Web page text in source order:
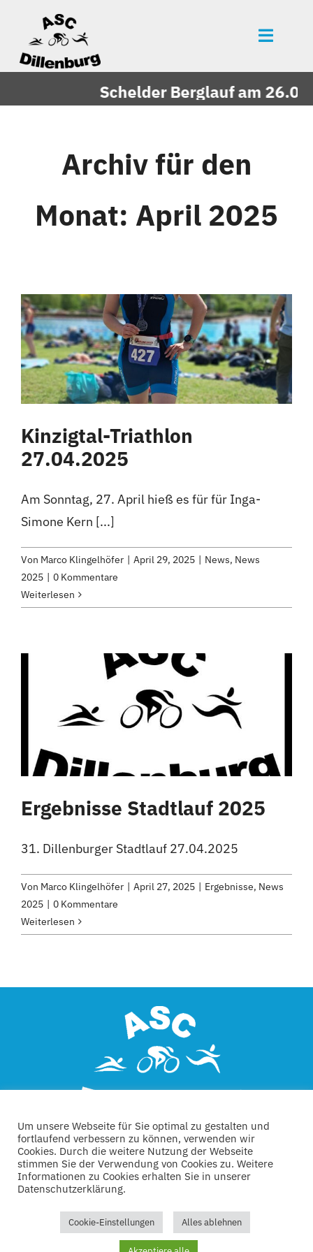
springen
Toggle
Mitgliedschaft
Über uns
Vereinszeitung
Bildergalerie
Kontakt
Schelder Berglauf am
Archiv für den
Monat: April 2025
Kinzigtal-Triathlon
27.04.2025
Am Sonntag, 27. April hieß es für für Inga-
Simone Kern [...]
Von Marco Klingelhöfer | April 29, 2025 | News, News
2025 | 0 Kommentare
Weiterlesen
Ergebnisse Stadtlauf 2025
31. Dillenburger Stadtlauf 27.04.2025
Von Marco Klingelhöfer April 27, 2025 Ergebnisse, News
2025
0 Kommentare
Weiterlesen
Kontakt Links Datenschutz Impressum
Um unsere Webseite für Sie optimal zu gestalten und
fortlaufend verbessern zu können, verwenden wir
Cookies. Durch die weitere Nutzung der Webseite
stimmen Sie der Verwendung von Cookies zu. Weitere
Informationen zu Cookies erhalten Sie in unserer
Datenschutzerklärung.
Cookie-Einstellungen Alles ablehnen